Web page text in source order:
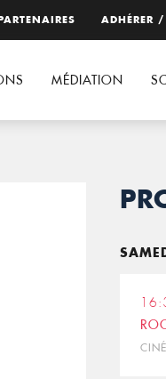
ADHÉRER
MÉDIATION